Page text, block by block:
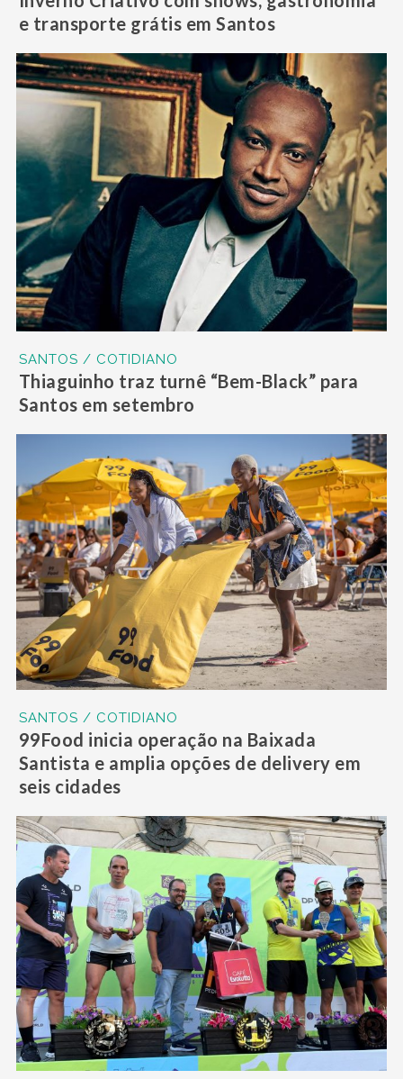
e transporte grátis em Santos
SANTOS / COTIDIANO
Thiaguinho traz turnê “Bem-Black” para
Santos em setembro
SANTOS / COTIDIANO
99Food inicia operação na Baixada
Santista e amplia opções de delivery em
seis cidades